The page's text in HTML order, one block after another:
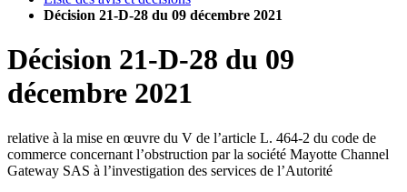
Décision 21-D-28 du 09 décembre 2021
Décision 21-D-28 du 09
décembre 2021
relative à la mise en œuvre du V de l’article L. 464-2 du code de
commerce concernant l’obstruction par la société Mayotte Channel
Gateway SAS à l’investigation des services de l’Autorité